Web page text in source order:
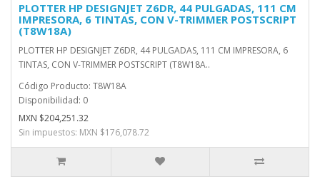
PLOTTER HP DESIGNJET Z6DR, 44 PULGADAS, 111 CM
IMPRESORA, 6 TINTAS, CON V-TRIMMER POSTSCRIPT
(T8W18A)
PLOTTER HP DESIGNJET Z6DR, 44 PULGADAS, 111 CM IMPRESORA, 6
TINTAS, CON V-TRIMMER POSTSCRIPT (T8W18A..
Código Producto: T8W18A
Disponibilidad: 0
MXN $204,251.32
Sin impuestos: MXN $176,078.72